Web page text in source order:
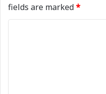
fields are marked*